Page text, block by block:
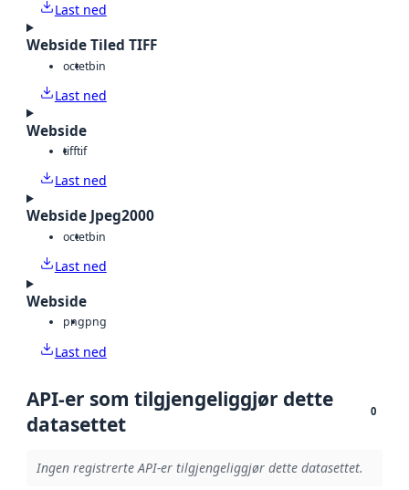
Last ned
Webside Tiled TIFF
octetbin
Last ned
Webside
tifftif
Last ned
Webside Jpeg2000
octetbin
Last ned
Webside
pngpng
Last ned
API-er som tilgjengeliggjør dette
datasettet
0
Ingen registrerte API-er tilgjengeliggjør dette datasettet.